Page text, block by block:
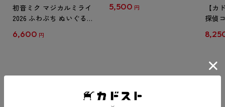
初音ミク マジカルミライ
2026 ふわぷち ぬいぐるみ
6,600 円
5,500 円
【カ
探偵
クリ